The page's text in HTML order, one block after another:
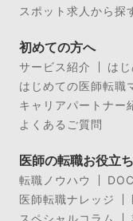
スポット求人から探
初めての方へ
サービス紹介
は
はじめての医師転職
キャリアパートナー
よくあるご質問
医師の転職お役立
転職ノウハウ
医師転職ナレッジ